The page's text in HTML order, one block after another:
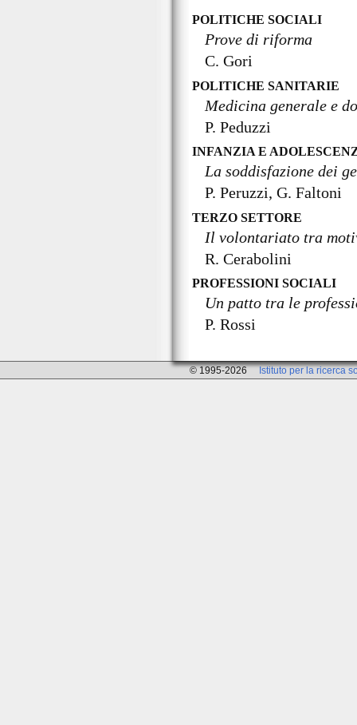
POLITICHE SOCIALI
Prove di riforma
C. Gori
POLITICHE SANITARIE
Medicina generale e
P. Peduzzi
INFANZIA E
La soddisfazione dei
P. Peruzzi, G. Faltoni
TERZO SETTORE
Il volontariato tra
R. Cerabolini
PROFESSIONI SOCIALI
Un patto tra le
P. Rossi
© 1995-2026 Istituto per la ricerca